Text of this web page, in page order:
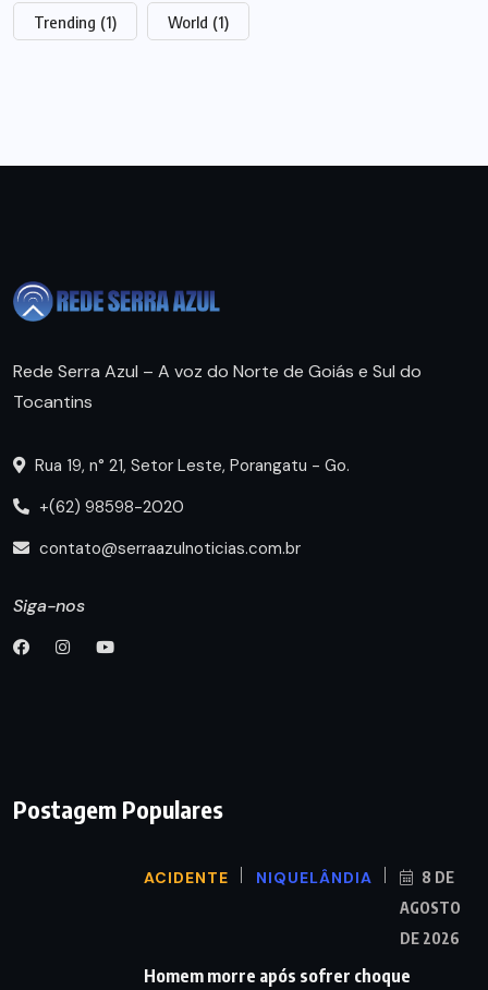
Trending (1) World (1)
Rede Serra Azul – A voz do Norte de Goiás e Sul do
Tocantins
Rua 19, n° 21, Setor Leste, Porangatu - Go.
+(62) 98598-2020
contato@serraazulnoticias.com.br
Siga-nos
Postagem Populares
ACIDENTE NIQUELÂNDIA
8 DE
AGOSTO
DE 2026
Homem morre após sofrer choque